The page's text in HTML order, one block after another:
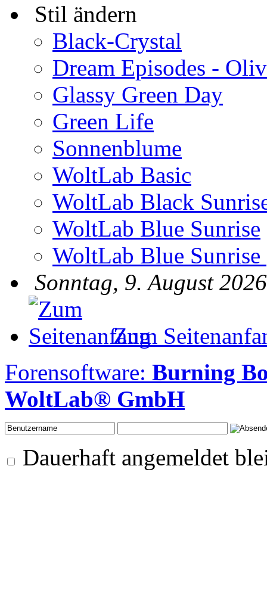
Stil ändern
Black-Crystal
Dream Episodes -
Glassy Green Day
Green Life
Sonnenblume
WoltLab Basic
WoltLab Black
WoltLab Blue Sunrise
WoltLab Blue
Sonntag, 9. August
Zum
Forensoftware: Burning
WoltLab® GmbH
Dauerhaft angemeldet